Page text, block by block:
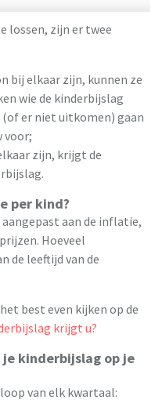
lossen, zijn er twee
bij elkaar zijn, kunnen ze
wie de kinderbijslag
er niet uitkomen) gaan
voor;
zijn, krijgt de
per kind?
aan de inflatie,
Hoeveel
de leeftijd van de
best even kijken op de
krijgt u?
kinderbijslag op je
van elk kwartaal: